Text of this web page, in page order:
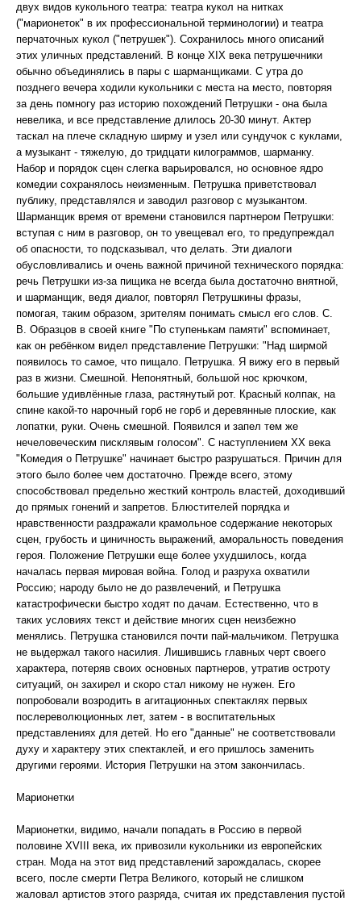
двух видов кукольного театра: театра кукол на нитках
("марионеток" в их профессиональной терминологии) и театра
перчаточных кукол ("петрушек"). Сохранилось много описаний
этих уличных представлений. В конце XIX века петрушечники
обычно объединялись в пары с шарманщиками. С утра до
позднего вечера ходили кукольники с места на место, повторяя
за день помногу раз историю похождений Петрушки - она была
невелика, и все представление длилось 20-30 минут. Актер
таскал на плече складную ширму и узел или сундучок с куклами,
а музыкант - тяжелую, до тридцати килограммов, шарманку.
Набор и порядок сцен слегка варьировался, но основное ядро
комедии сохранялось неизменным. Петрушка приветствовал
публику, представлялся и заводил разговор с музыкантом.
Шарманщик время от времени становился партнером Петрушки:
вступая с ним в разговор, он то увещевал его, то предупреждал
об опасности, то подсказывал, что делать. Эти диалоги
обусловливались и очень важной причиной технического порядка:
речь Петрушки из-за пищика не всегда была достаточно внятной,
и шарманщик, ведя диалог, повторял Петрушкины фразы,
помогая, таким образом, зрителям понимать смысл его слов. С.
В. Образцов в своей книге "По ступенькам памяти" вспоминает,
как он ребёнком видел представление Петрушки: "Над ширмой
появилось то самое, что пищало. Петрушка. Я вижу его в первый
раз в жизни. Смешной. Непонятный, большой нос крючком,
большие удивлённые глаза, растянутый рот. Красный колпак, на
спине какой-то нарочный горб не горб и деревянные плоские, как
лопатки, руки. Очень смешной. Появился и запел тем же
нечеловеческим писклявым голосом". С наступлением XX века
"Комедия о Петрушке" начинает быстро разрушаться. Причин для
этого было более чем достаточно. Прежде всего, этому
способствовал предельно жесткий контроль властей, доходивший
до прямых гонений и запретов. Блюстителей порядка и
нравственности раздражали крамольное содержание некоторых
сцен, грубость и циничность выражений, аморальность поведения
героя. Положение Петрушки еще более ухудшилось, когда
началась первая мировая война. Голод и разруха охватили
Россию; народу было не до развлечений, и Петрушка
катастрофически быстро ходят по дачам. Естественно, что в
таких условиях текст и действие многих сцен неизбежно
менялись. Петрушка становился почти пай-мальчиком. Петрушка
не выдержал такого насилия. Лишившись главных черт своего
характера, потеряв своих основных партнеров, утратив остроту
ситуаций, он захирел и скоро стал никому не нужен. Его
попробовали возродить в агитационных спектаклях первых
послереволюционных лет, затем - в воспитательных
представлениях для детей. Но его "данные" не соответствовали
духу и характеру этих спектаклей, и его пришлось заменить
другими героями. История Петрушки на этом закончилась.
Марионетки
Марионетки, видимо, начали попадать в Россию в первой
половине XVIII века, их привозили кукольники из европейских
стран. Мода на этот вид представлений зарождалась, скорее
всего, после смерти Петра Великого, который не слишком
жаловал артистов этого разряда, считая их представления пустой